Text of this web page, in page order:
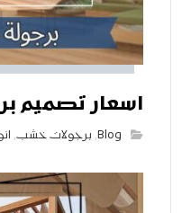
اسعار تصميم
Blog
, برجولات خشب,